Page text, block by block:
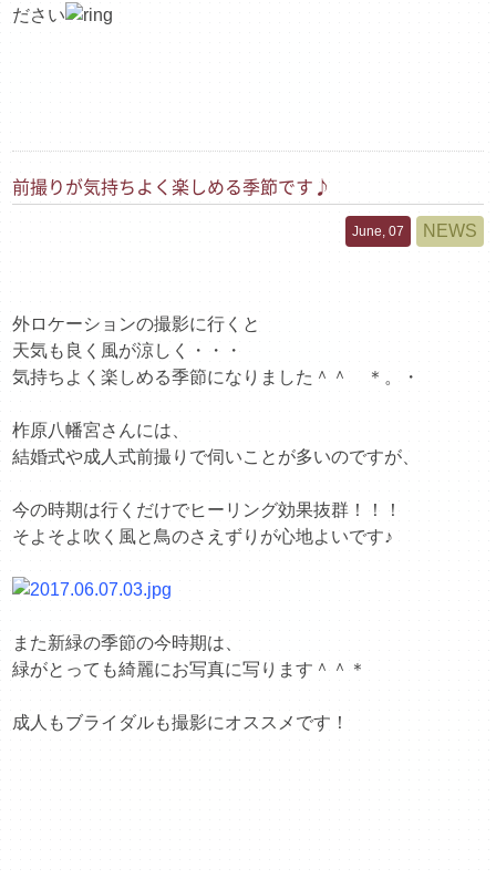
ださい
前撮りが気持ちよく楽しめる季節です♪
June, 07 NEWS
外ロケーションの撮影に行くと
天気も良く風が涼しく・・・
気持ちよく楽しめる季節になりました＾＾ ＊。・
柞原八幡宮さんには、
結婚式や成人式前撮りで伺いことが多いのですが、
今の時期は行くだけでヒーリング効果抜群！！！
そよそよ吹く風と鳥のさえずりが心地よいです♪
また新緑の季節の今時期は、
緑がとっても綺麗にお写真に写ります＾＾＊
成人もブライダルも撮影にオススメです！